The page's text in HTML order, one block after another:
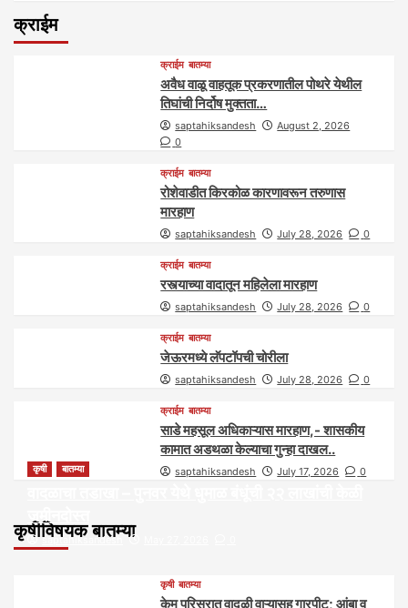
क्राईम
क्राईम बातम्या
अवैध वाळू वाहतूक प्रकरणातील पोथरे येथील
तिघांची निर्दोष मुक्तता…
saptahiksandesh
August 2, 2026
0
क्राईम बातम्या
रोशेवाडीत किरकोळ कारणावरून तरुणास
मारहाण
saptahiksandesh July 28, 2026 0
क्राईम बातम्या
रस्त्याच्या वादातून महिलेला मारहाण
saptahiksandesh July 28, 2026 0
क्राईम बातम्या
जेऊरमध्ये लॅपटॉपची चोरीला
saptahiksandesh July 28, 2026 0
क्राईम बातम्या
साडे महसूल अधिकाऱ्यास मारहाण,- शासकीय
कामात अडथळा केल्याचा गुन्हा दाखल..
saptahiksandesh July 17, 2026 0
कृषीविषयक बातम्या
कृषी बातम्या
saptahiksandesh
कृषी बातम्या
केम परिसरात वादळी वाऱ्यासह गारपीट; आंबा व